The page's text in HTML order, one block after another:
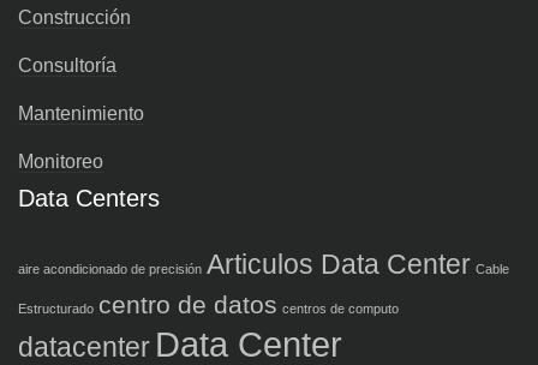
Construcción
Consultoría
Mantenimiento
Monitoreo
Data Centers
aire acondicionado de precisión Articulos Data Center Cable
Estructurado centro de datos centros de computo
datacenter Data Center